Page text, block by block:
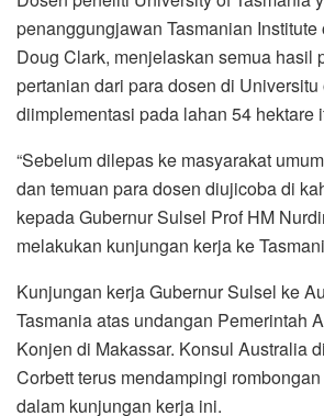
penanggungjawan Tasmanian Institute
Doug Clark, menjelaskan semua hasil
pertanian dari para dosen di Universitu
diimplementasi pada lahan 54 hektare
“Sebelum dilepas ke masyarakat
dan temuan para dosen diujicoba di
kepada Gubernur Sulsel Prof HM
melakukan kunjungan kerja ke
Kunjungan kerja Gubernur Sulsel ke
Tasmania atas undangan Pemerintah
Konjen di Makassar. Konsul Australia
Corbett terus mendampingi
dalam kunjungan kerja ini.